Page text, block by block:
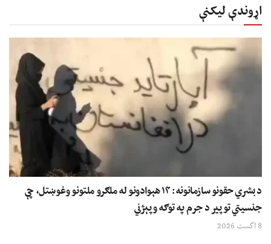
اړوندې لیکنې
د بشري حقونو سازمانونه: ۱۴ هېوادونو له ملګرو ملتونو وغوښتل، چې
جنسیتي توپير د جرم په توګه وپېژني
8 اگست 2026